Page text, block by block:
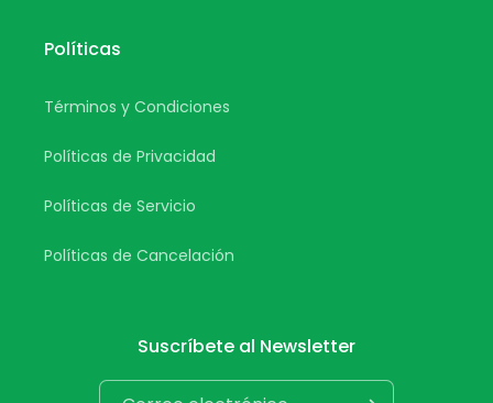
Políticas
Términos y Condiciones
Políticas de Privacidad
Políticas de Servicio
Políticas de Cancelación
Suscríbete al Newsletter